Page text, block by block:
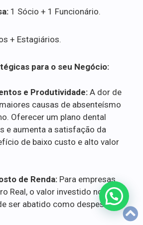
1 Sócio + 1 Funcionário.
+ Estagiários.
para o seu Negócio:
e Produtividade: A dor de
causas de absenteísmo
Oferecer um plano dental
e aumenta a satisfação da
de baixo custo e alto valor
de Renda: Para empresas
Real, o valor investido no plano
ser abatido como despesa